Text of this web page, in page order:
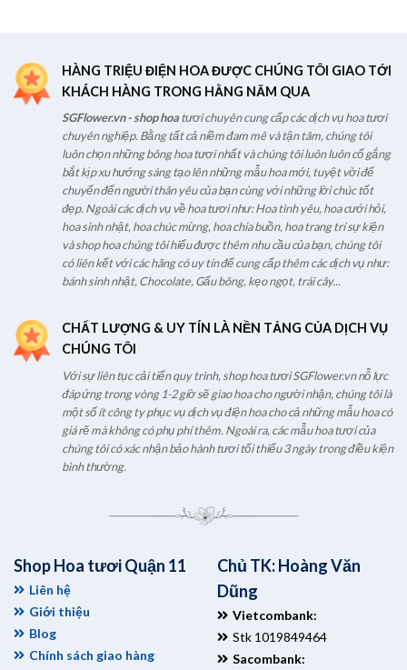
HÀNG TRIỆU ĐIỆN HOA ĐƯỢC CHÚNG TÔI GIAO TỚI
KHÁCH HÀNG TRONG HẰNG NĂM QUA
SGFlower.vn - shop hoatươi chuyên cung cấp các dịch vụ hoa tươi
chuyên nghiệp. Bằng tất cả niềm đam mê và tận tâm, chúng tôi
luôn chọn những bông hoa tươi nhất và chúng tôi luôn luôn cố gắng
bắt kịp xu hướng sáng tạo lên những mẫu hoa mới, tuyệt vời để
chuyển đến người thân yêu của bạn cùng với những lời chúc tốt
đẹp. Ngoài các dịch vụ về hoa tươi như: Hoa tình yêu, hoa cưới hỏi,
hoa sinh nhật, hoa chúc mừng, hoa chia buồn, hoa trang trí sự kiện
và shop hoa chúng tôi hiểu được thêm nhu cầu của bạn, chúng tôi
có liên kết với các hãng có uy tín để cung cấp thêm các dịch vụ như:
bánh sinh nhật, Chocolate, Gấu bông, kẹo ngọt, trái cây...
CHẤT LƯỢNG & UY TÍN LÀ NỀN TẢNG CỦA DỊCH VỤ
CHÚNG TÔI
Với sự liên tục cải tiến quy trình, shop hoa tươi SGFlower.vn nỗ lực
đáp ứng trong vòng 1-2 giờ sẽ giao hoa cho người nhận, chúng tôi là
một số ít công ty phục vụ dịch vụ điện hoa cho cả những mẫu hoa có
giá rẽ mà không có phụ phí thêm. Ngoài ra, các mẫu hoa tươi của
chúng tôi có xác nhận bảo hành tươi tối thiểu 3 ngày trong điều kiện
bình thường.
Shop Hoa tươi Quận 11
Liên hệ
Giới thiệu
Blog
Chính sách giao hàng
Chủ TK: Hoàng Văn
Dũng
Vietcombank:
Stk 1019849464
Sacombank: